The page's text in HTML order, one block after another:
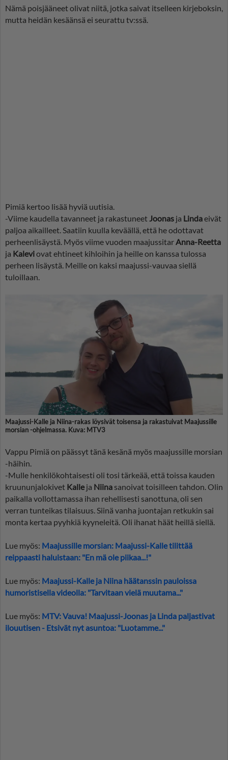
Nämä poisjääneet olivat niitä, jotka saivat itselleen kirjeboksin,
mutta heidän kesäänsä ei seurattu tv:ssä.
Pimiä kertoo lisää hyviä uutisia.
-Viime kaudella tavanneet ja rakastuneet Joonas ja Lindaeivät
paljoa aikailleet. Saatiin kuulla keväällä, että he odottavat
perheenlisäystä. Myös viime vuoden maajussitarAnna-Reetta
ja Kaleviovat ehtineet kihloihin ja heille on kanssa tulossa
perheen lisäystä. Meille on kaksi maajussi-vauvaa siellä
tuloillaan.
Maajussi-Kalle ja Niina-rakas löysivät toisensa ja rakastuivat Maajussille
morsian -ohjelmassa. Kuva: MTV3
Vappu Pimiä on päässyt tänä kesänä myös maajussille morsian
-häihin.
-Mulle henkilökohtaisesti oli tosi tärkeää, että toissa kauden
kruununjalokivet Kalleja Niina sanoivat toisilleen tahdon. Olin
paikalla vollottamassa ihan rehellisesti sanottuna, oli sen
verran tunteikas tilaisuus. Siinä vanha juontajan retkukin sai
monta kertaa pyyhkiä kyyneleitä. Oli ihanat häät heillä siellä.
Lue myös: Maajussille morsian: Maajussi-Kalle tilittää
reippaasti haluistaan: "En mä ole piikaa...!"
Lue myös: Maajussi-Kalle ja Niina häätanssin pauloissa
humoristisella videolla: "Tarvitaan vielä muutama..."
Lue myös: MTV: Vauva! Maajussi-Joonas ja Linda paljastivat
ilouutisen - Etsivät nyt asuntoa: "Luotamme..."